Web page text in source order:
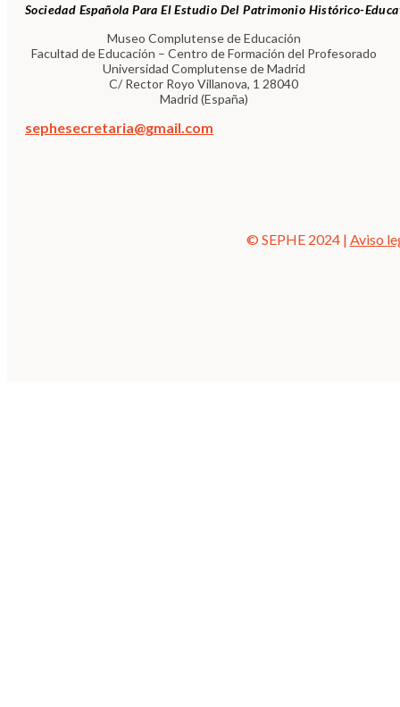
Sociedad Española Para El Estudio Del Patrimonio Histórico-
Museo Complutense de Educación
Facultad de Educación – Centro de Formación del Profesorado
Universidad Complutense de Madrid
C/ Rector Royo Villanova, 1 28040
Madrid (España)
sephesecretaria@gmail.com
© SEPHE 2024 | Aviso